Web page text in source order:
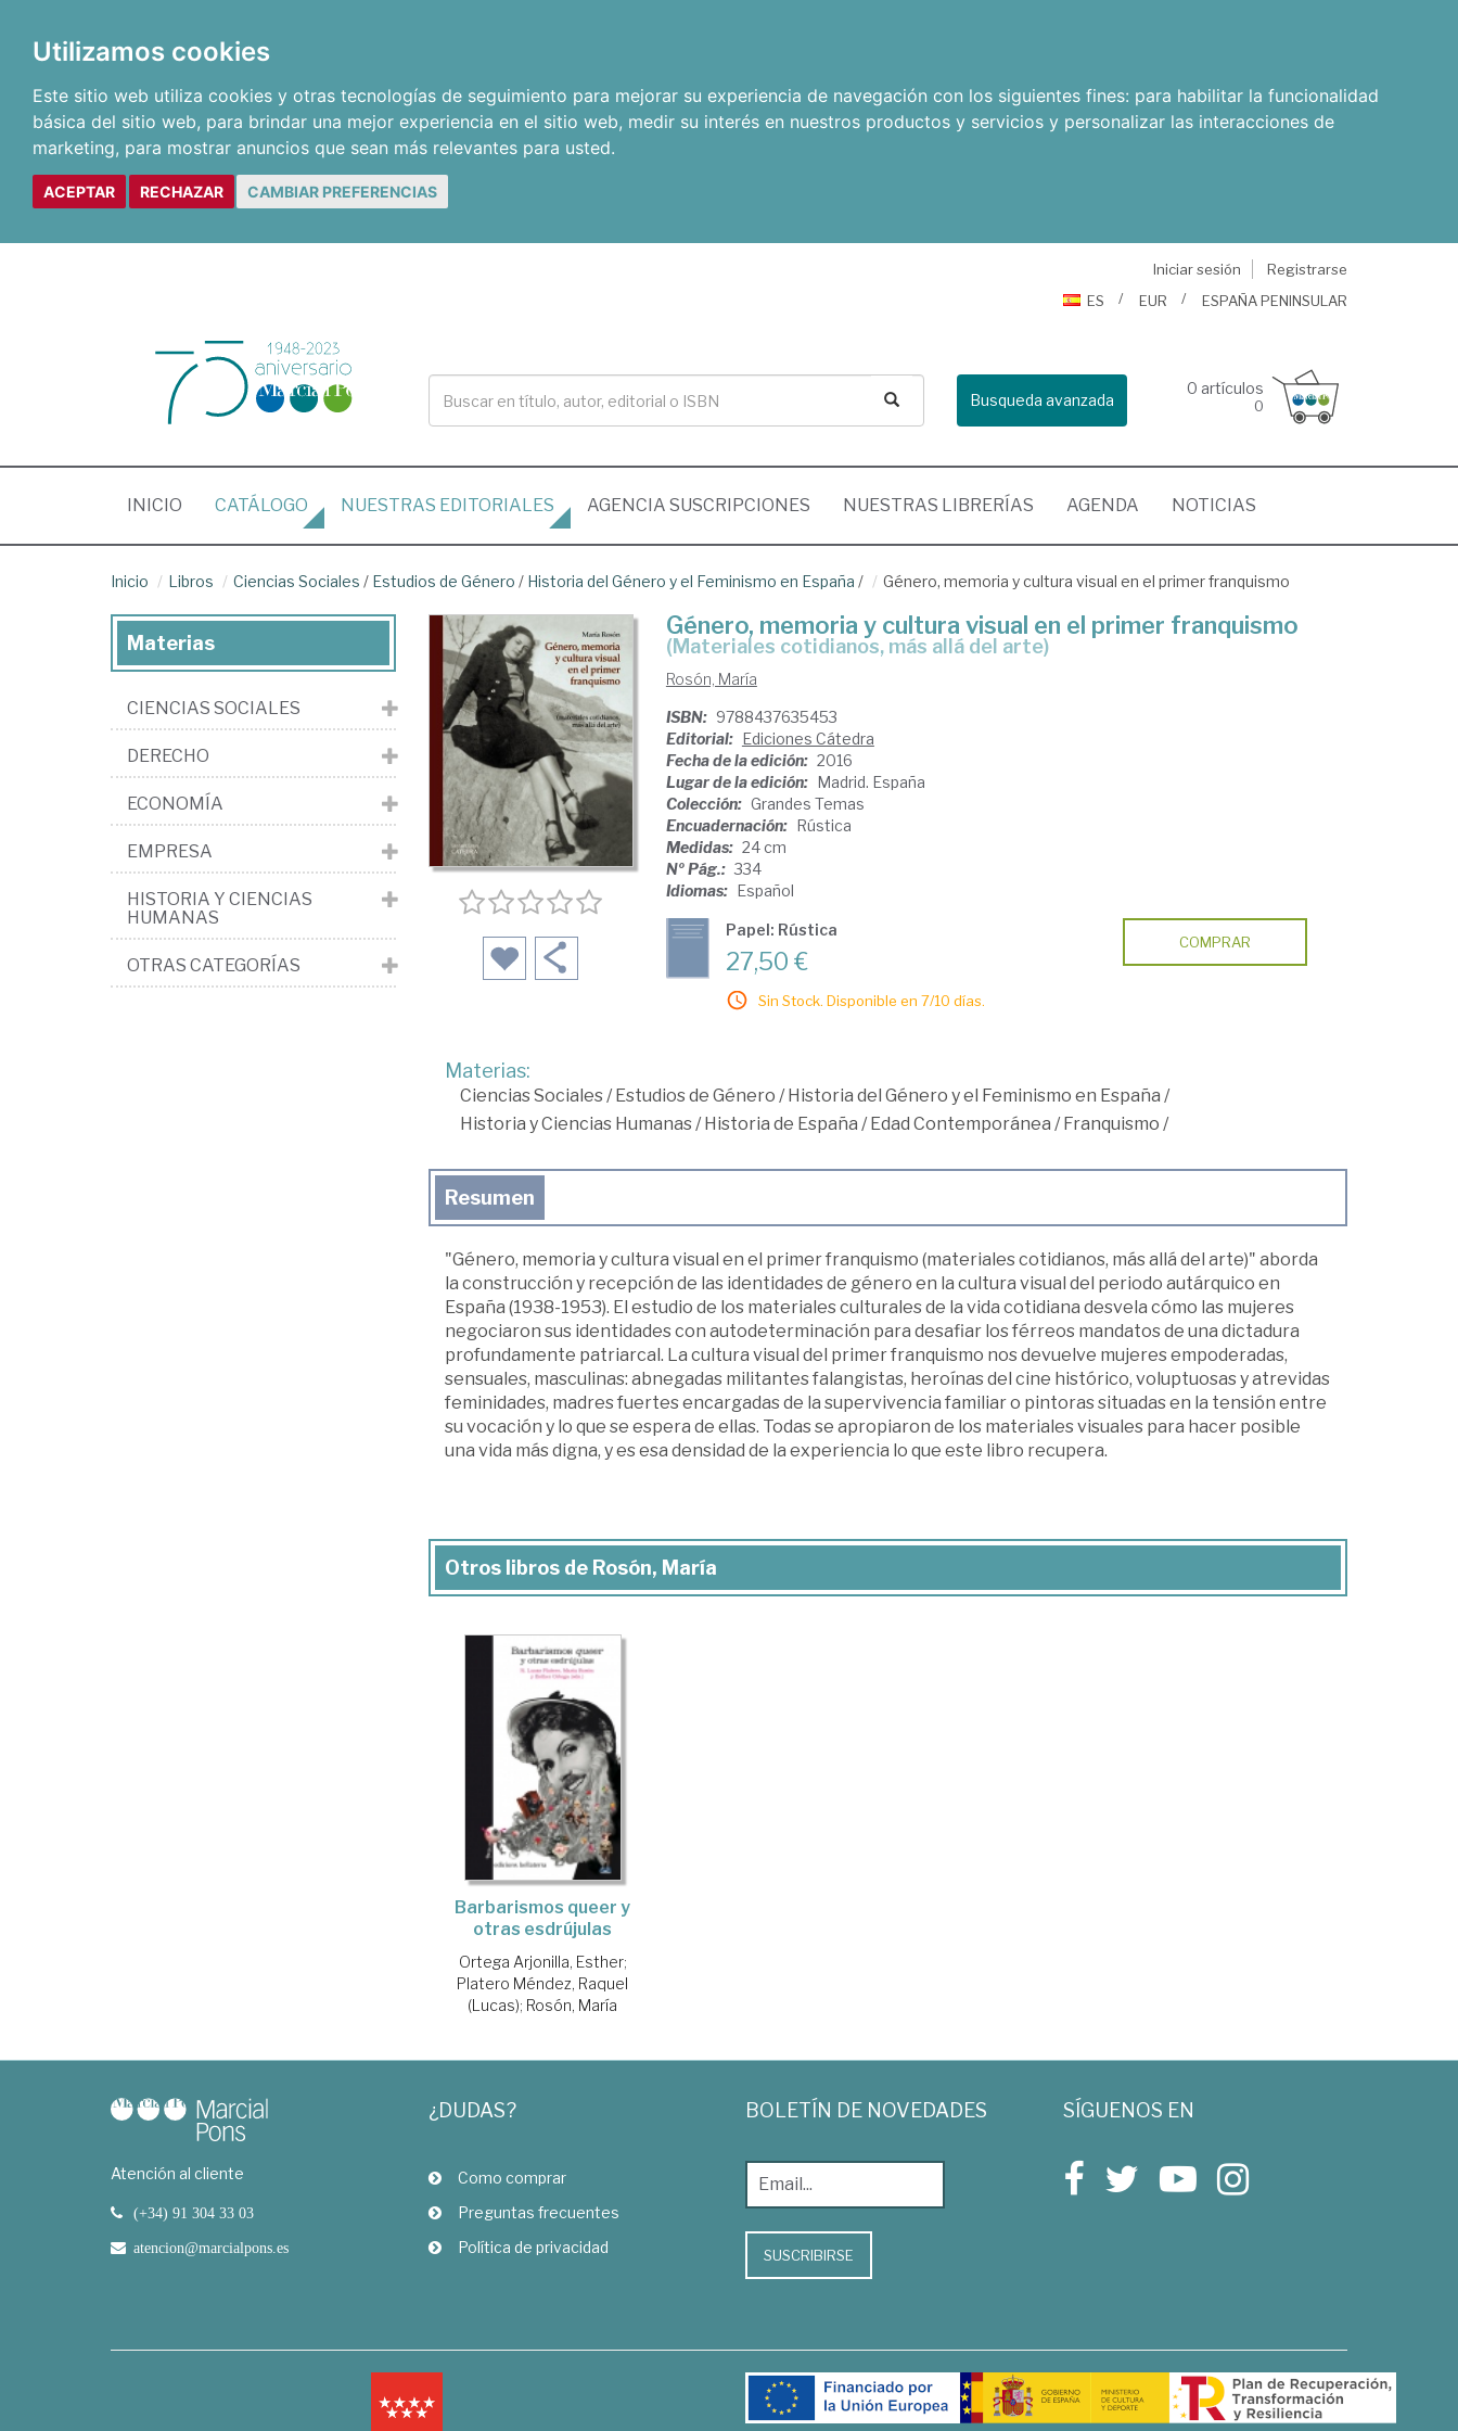
Utilizamos cookies
Este sitio web utiliza cookies y otras tecnologías de seguimiento para mejorar su experiencia de navegación con los siguientes fines: para habilitar la funcionalidad
básica del sitio web, para brindar una mejor experiencia en el sitio web, medir su interés en nuestros productos y servicios y personalizar las interacciones de
marketing, para mostrar anuncios que sean más relevantes para usted.
ACEPTAR RECHAZAR CAMBIAR PREFERENCIAS
Iniciar sesión
Registrarse
ES
EUR ESPAÑA PENINSULAR
Busqueda avanzada
0 artículos
0
INICIO (CURRENT)
CATÁLOGO NUESTRAS EDITORIALES AGENCIA SUSCRIPCIONES NUESTRAS LIBRERÍAS AGENDA NOTICIAS
Inicio Libros Ciencias Sociales / Estudios de Género / Historia del Género y el Feminismo en España / Género, memoria y cultura visual en el primer franquismo
Género, memoria y cultura visual en el primer franquismo
(materiales cotidianos, más allá del arte)
Rosón, María
ISBN: 9788437635453
Editorial: Ediciones Cátedra
Fecha de la edición: 2016
Lugar de la edición: Madrid. España
Colección: Grandes Temas
Encuadernación: Rústica
Medidas: 24 cm
Nº Pág.: 334
Idiomas: Español
Papel: Rústica
27,50 €
Sin Stock. Disponible en 7/10 días.
COMPRAR
Materias:
Ciencias Sociales/Estudios de Género /Historia del Género y el Feminismo en España /
Historia y Ciencias Humanas/Historia de España /Edad Contemporánea /Franquismo /
Resumen
"Género, memoria y cultura visual en el primer franquismo (materiales cotidianos, más allá del arte)" aborda
la construcción y recepción de las identidades de género en la cultura visual del periodo autárquico en
España (1938-1953). El estudio de los materiales culturales de la vida cotidiana desvela cómo las mujeres
negociaron sus identidades con autodeterminación para desafiar los férreos mandatos de una dictadura
profundamente patriarcal. La cultura visual del primer franquismo nos devuelve mujeres empoderadas,
sensuales, masculinas: abnegadas militantes falangistas, heroínas del cine histórico, voluptuosas y atrevidas
feminidades, madres fuertes encargadas de la supervivencia familiar o pintoras situadas en la tensión entre
su vocación y lo que se espera de ellas. Todas se apropiaron de los materiales visuales para hacer posible
una vida más digna, y es esa densidad de la experiencia lo que este libro recupera.
Otros libros de Rosón, María
Barbarismos queer y
otras esdrújulas
Ortega Arjonilla, Esther;
Platero Méndez, Raquel
(Lucas); Rosón, María
Materias
CIENCIAS SOCIALES
DERECHO
ECONOMÍA
EMPRESA
HISTORIA Y CIENCIAS
HUMANAS
OTRAS CATEGORÍAS
Atención al cliente
(+34) 91 304 33 03
atencion@marcialpons.es
¿DUDAS?
Como comprar
Preguntas frecuentes
Política de privacidad
BOLETÍN DE NOVEDADES
SUSCRIBIRSE
SÍGUENOS EN